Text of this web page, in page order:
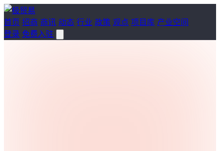
首页 招商 商讯 动态 行业 政策 观点 项目库 产业空间
登录 免费入驻